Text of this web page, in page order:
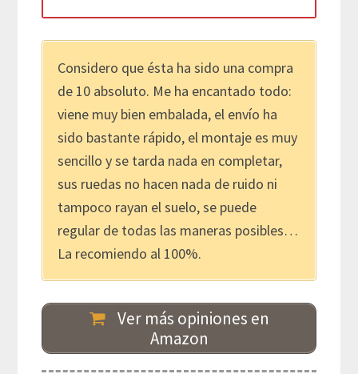
Considero que ésta ha sido una compra
de 10 absoluto. Me ha encantado todo:
viene muy bien embalada, el envío ha
sido bastante rápido, el montaje es muy
sencillo y se tarda nada en completar,
sus ruedas no hacen nada de ruido ni
tampoco rayan el suelo, se puede
regular de todas las maneras posibles…
La recomiendo al 100%.
Ver más opiniones en
Amazon